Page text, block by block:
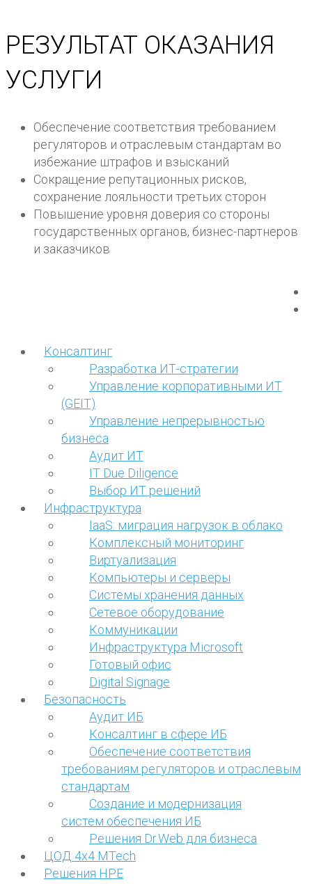
РЕЗУЛЬТАТ ОКАЗАНИЯ
УСЛУГИ
Обеспечение соответствия требованием
регуляторов и отраслевым стандартам во
избежание штрафов и взысканий
Сокращение репутационных рисков,
сохранение лояльности третьих сторон
Повышение уровня доверия со стороны
государственных органов, бизнес-партнеров
и заказчиков
Консалтинг
Разработка ИТ-стратегии
Управление корпоративными ИТ
(GEIT)
Управление непрерывностью
бизнеса
Аудит ИТ
IT Due Diligence
Выбор ИТ решений
Инфраструктура
IaaS: миграция нагрузок в облако
Комплексный мониторинг
Виртуализация
Компьютеры и серверы
Системы хранения данных
Сетевое оборудование
Коммуникации
Инфраструктура Microsoft
Готовый офис
Digital Signage
Безопасность
Аудит ИБ
Консалтинг в сфере ИБ
Обеспечение соответствия
требованиям регуляторов и отраслевым
стандартам
Создание и модернизация
систем обеспечения ИБ
Решения Dr.Web для бизнеса
ЦОД 4х4 MTech
Решения HPE